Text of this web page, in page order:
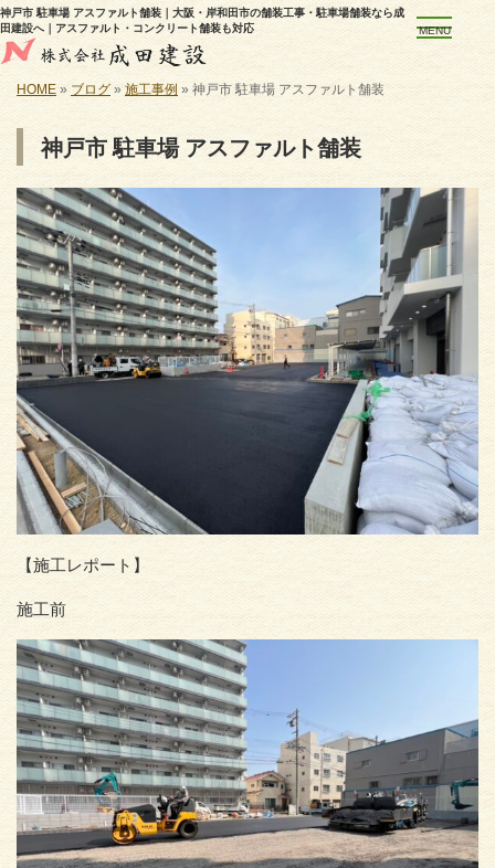
神戸市 駐車場 アスファルト舗装｜大阪・岸和田市の舗装工事・駐車場舗装なら成
田建設へ｜アスファルト・コンクリート舗装も対応
MENU
HOME » ブログ» 施工事例 » 神戸市 駐車場 アスファルト舗装
神戸市 駐車場 アスファルト舗装
【施工レポート】
施工前